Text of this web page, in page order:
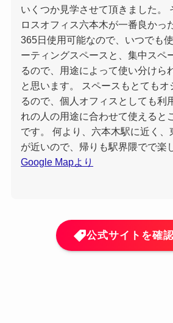
いくつか見学させて頂きました。
ロスオフィス六本木が一番良かっ
365日使用可能なので、いつでも
ーティングスペースと、集中スペ
るので、用途によって使い分けら
と思います。 スペースもとてもオ
るので、個人オフィスとしても利
れの人の用途に合わせて使えると
です。 何より、六本木駅に近く、
が近いので、帰りも駅界隈でで楽
Google Mapより
公式サイトを確